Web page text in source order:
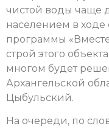
чистой воды чаще
населением в
программы
строй этого
многом будет
Архангельской
Цыбульский.
На очереди, по